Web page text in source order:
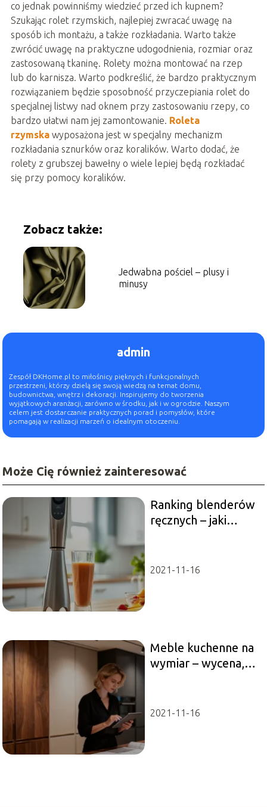
co jednak powinniśmy wiedzieć przed ich kupnem?
Szukając rolet rzymskich, najlepiej zwracać uwagę na
sposób ich montażu, a także rozkładania. Warto także
zwrócić uwagę na praktyczne udogodnienia, rozmiar oraz
zastosowaną tkaninę. Rolety można montować na rzep
lub do karnisza. Warto podkreślić, że bardzo praktycznym
rozwiązaniem będzie sposobność przyczepiania rolet do
specjalnej listwy nad oknem przy zastosowaniu rzepy, co
bardzo ułatwi nam jej zamontowanie. Roleta
rzymskawyposażona jest w specjalny mechanizm
rozkładania sznurków oraz koralików. Warto dodać, że
rolety z grubszej bawełny o wiele lepiej będą rozkładać
się przy pomocy koralików.
Zobacz także:
Jedwabna pościel – plusy i
minusy
admin
Zespół DKHome.pl to miłośnicy pięknych i funkcjonalnych
przestrzeni, którzy dzielą się swoją wiedzą na temat domu,
budownictwa, wnętrz i dekoracji. Inspirujemy do tworzenia
wyjątkowych aranżacji, zarówno w środku, jak i w ogrodzie. Naszym
celem jest dostarczanie praktycznych porad i pomysłów, które
pomagają w realizacji marzeń o idealnym otoczeniu.
Może Cię również zainteresować
Ranking blenderów
ręcznych – jaki
2021-11-16
Meble kuchenne na
wymiar – wycena,
2021-11-16